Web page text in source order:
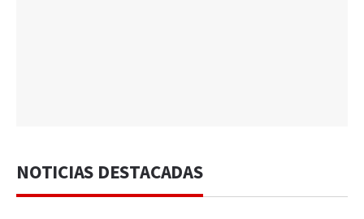
NOTICIAS DESTACADAS